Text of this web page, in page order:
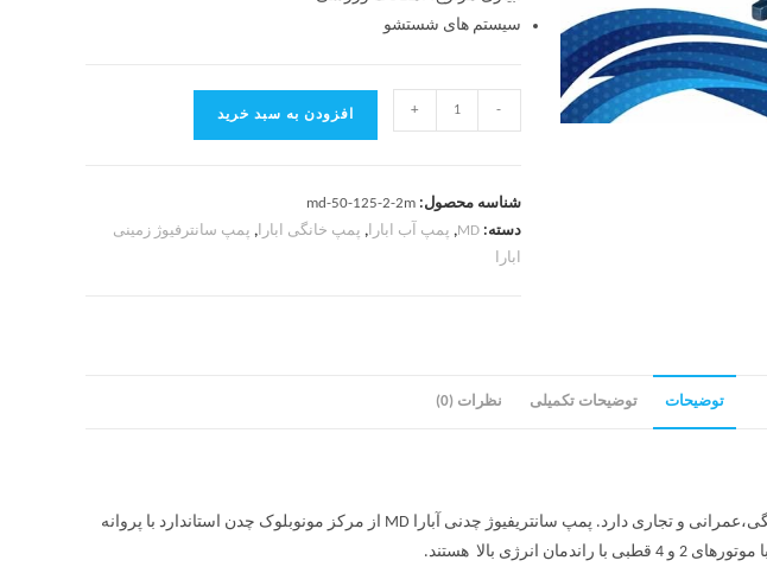
سیستم های شستشو
-
+ افزودن به سبد خرید
شناسه محصول:md-50-125-2-2m
دسته:MD
, پمپ آب ابارا, پمپ خانگی ابارا, پمپ سانترفیوژ زمینی
ابارا
توضیحات توضیحات تکمیلی نظرات (0)
پمپ سانتریفیوژ چدنی آبارا MD کاربردهای خانگی،عمرانی و تجاری دارد. پمپ سانتریفیوژ چدنی آبارا MD از مرکز مونوبلوک چدن استاندارد با پروانه